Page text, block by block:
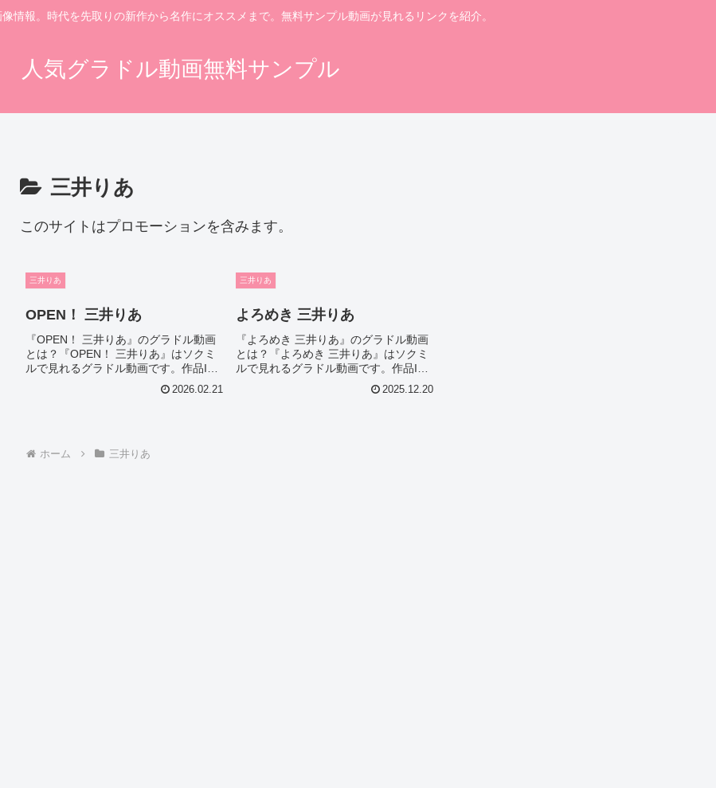
情報。時代を先取りの新作から名作にオススメまで。無料サンプル動画が見れるリンクを紹介。
人気グラドル動画無料サンプル
三井りあ
このサイトはプロモーションを含みます。
三井りあ
OPEN！ 三井りあ
『OPEN！ 三井りあ』のグラドル動画
とは？『OPEN！ 三井りあ』はソクミ
ルで見れるグラドル動画です。作品ID
は40712のこの『OPEN！ 三井りあ』
について今回は見所やシーン別のグラ
2026.02.21
三井りあ
よろめき 三井りあ
『よろめき 三井りあ』のグラドル動画
とは？『よろめき 三井りあ』はソクミ
ルで見れるグラドル動画です。作品ID
は188675のこの『よろめき 三井りあ』
について今回は見所やシーン別のグラ
2025.12.20
ホーム 三井りあ